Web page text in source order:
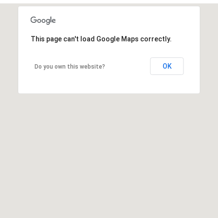
?
? POUR QUOI ? COMMENT ?
ET L’ÉNERGÉTIQUE PEUVENT VOUS
DE L’APPLICATION DE LA NATUROPATHIE
MES OUTILS ET MA PRATIQUE
This page can't load Google Maps correctly.
Do you own this website? OK